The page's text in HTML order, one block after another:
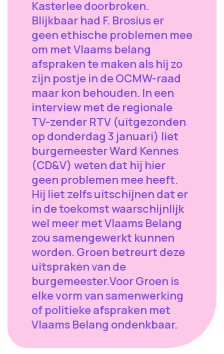
Kasterlee doorbroken.
Blijkbaar had F. Brosius er
geen ethische problemen mee
om met Vlaams belang
afspraken te maken als hij zo
zijn postje in de OCMW-raad
maar kon behouden. In een
interview met de regionale
TV-zender RTV (uitgezonden
op donderdag 3 januari) liet
burgemeester Ward Kennes
(CD&V) weten dat hij hier
geen problemen mee heeft.
Hij liet zelfs uitschijnen dat er
in de toekomst waarschijnlijk
wel meer met Vlaams Belang
zou samengewerkt kunnen
worden. Groen betreurt deze
uitspraken van de
burgemeester.Voor Groen is
elke vorm van samenwerking
of politieke afspraken met
Vlaams Belang ondenkbaar.